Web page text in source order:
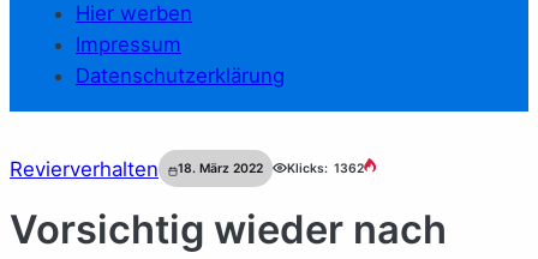
Hier werben
Impressum
Datenschutzerklärung
Revierverhalten 18. März 2022 Klicks: 1362
Vorsichtig wieder nach